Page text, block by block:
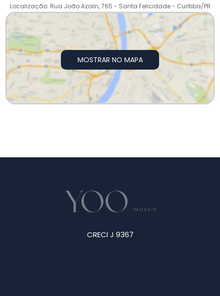
Localização: Rua João Azolin, 765 - Santa Felicidade - Curitiba/PR
MOSTRAR NO MAPA
CRECI J 9367